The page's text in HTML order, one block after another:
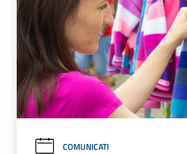
COMUNICATI